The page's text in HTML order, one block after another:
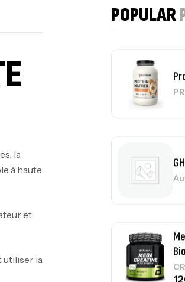
la
à haute
et
utiliser la
POPULAR